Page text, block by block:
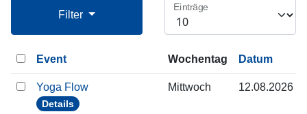
Filter
Einträge
Event Wochentag Datum
Yoga Flow
Details
Mittwoch 12.08.2026